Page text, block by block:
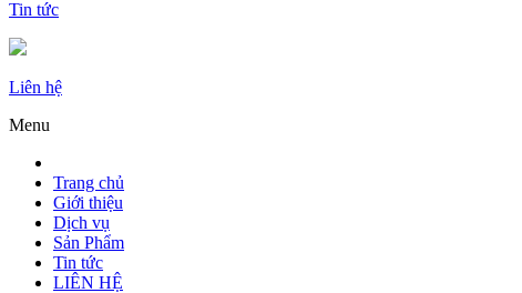
Tin tức
Liên hệ
Menu
Trang chủ
Giới thiệu
Dịch vụ
Sản Phẩm
Tin tức
LIÊN HỆ